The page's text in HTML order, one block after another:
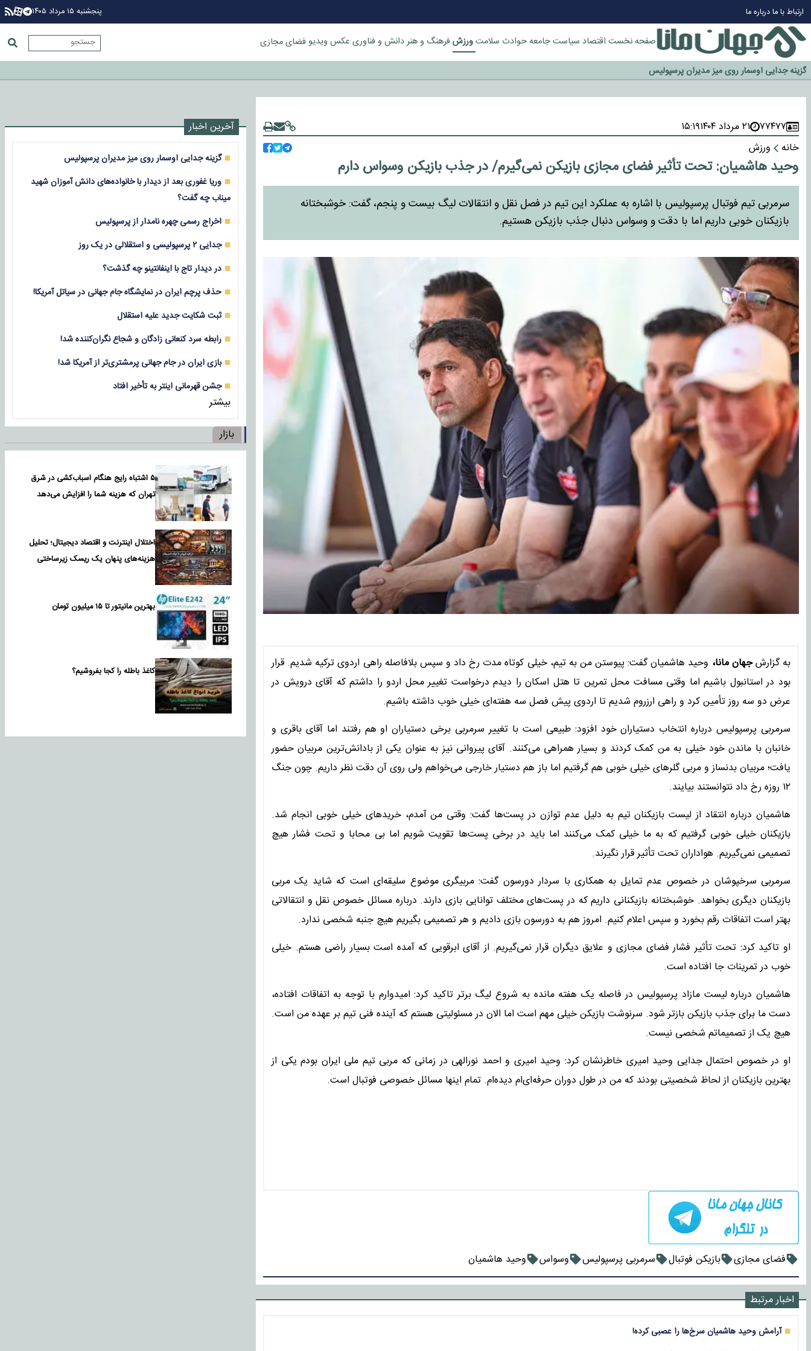
ارتباط با مادرباره ما پنجشنبه ۱۵ مرداد ۱۴۰۵
صفحه نخست اقتصاد سیاستجامعهحوادث سلامتورزشفرهنگ و هنردانش و فناوری عکس ویدیوفضای مجازی
چرا طلا دوباره افزایشی شد؟
گزینه جدایی اوسمار روی میز مدیران پرسپولیس
آیا رئیس جمهور آمریکا قانون را دور می‌زند؟
اخراج رسمی چهره نامدار از پرسپولیس
۷۷۴۷۷ ۲۱ مرداد ۱۴۰۴
۱۵:۱۹
خانه
ورزش
وحید هاشمیان: تحت تأثیر فضای مجازی بازیکن نمی‌گیرم/ در جذب بازیکن وسواس دارم
سرمربی تیم فوتبال پرسپولیس با اشاره به عملکرد این تیم در فصل نقل و انتقالات لیگ بیست و پنجم، گفت: خوشبختانه
بازیکنان خوبی داریم اما با دقت و وسواس دنبال جذب بازیکن هستیم.
به گزارشجهان مانا، وحید هاشمیان گفت: پیوستن من به تیم، خیلی کوتاه مدت رخ داد و سپس بلافاصله راهی اردوی ترکیه شدیم. قرار
بود در استانبول باشیم اما وقتی مسافت محل تمرین تا هتل اسکان را دیدم درخواست تغییر محل اردو را داشتم که آقای درویش در
عرض دو سه روز تأمین کرد و راهی ارزروم شدیم تا اردوی پیش فصل سه هفته‌ای خیلی خوب داشته باشیم.
سرمربی پرسپولیس درباره انتخاب دستیاران خود افزود: طبیعی است با تغییر سرمربی برخی دستیاران او هم رفتند اما آقای باقری و
خانبان با ماندن خود خیلی به من کمک کردند و بسیار همراهی می‌کنند. آقای پیروانی نیز به عنوان یکی از بادانش‌ترین مربیان حضور
یافت؛ مربیان بدنساز و مربی گلرهای خیلی خوبی هم گرفتیم اما باز هم دستیار خارجی می‌خواهم ولی روی آن دقت نظر داریم. چون جنگ
۱۲ روزه رخ داد نتوانستند بیایند.
هاشمیان درباره انتقاد از لیست بازیکنان تیم به دلیل عدم توازن در پست‌ها گفت: وقتی من آمدم، خریدهای خیلی خوبی انجام شد.
بازیکنان خیلی خوبی گرفتیم که به ما خیلی کمک می‌کنند اما باید در برخی پست‌ها تقویت شویم اما بی محابا و تحت فشار هیچ
تصمیمی نمی‌گیریم. هواداران تحت تأثیر قرار نگیرند.
سرمربی سرخپوشان در خصوص عدم تمایل به همکاری با سردار دورسون گفت: مربیگری موضوع سلیقه‌ای است که شاید یک مربی
بازیکنان دیگری بخواهد. خوشبختانه بازیکنانی داریم که در پست‌های مختلف توانایی بازی دارند. درباره مسائل خصوص نقل و انتقالاتی
بهتر است اتفاقات رقم بخورد و سپس اعلام کنیم. امروز هم به دورسون بازی دادیم و هر تصمیمی بگیریم هیچ جنبه شخصی ندارد.
او تاکید کرد: تحت تأثیر فشار فضای مجازی و علایق دیگران قرار نمی‌گیریم. از آقای ابرقویی که آمده است بسیار راضی هستم. خیلی
خوب در تمرینات جا افتاده است.
هاشمیان درباره لیست مازاد پرسپولیس در فاصله یک هفته مانده به شروع لیگ برتر تاکید کرد: امیدوارم با توجه به اتفاقات افتاده،
دست ما برای جذب بازیکن بازتر شود. سرنوشت بازیکن خیلی مهم است اما الان در مسئولیتی هستم که آینده فنی تیم بر عهده من است.
هیچ یک از تصمیماتم شخصی نیست.
او در خصوص احتمال جدایی وحید امیری خاطرنشان کرد: وحید امیری و احمد نورالهی در زمانی که مربی تیم ملی ایران بودم یکی از
بهترین بازیکنان از لحاظ شخصیتی بودند که من در طول دوران حرفه‌ای‌ام دیده‌ام. تمام اینها مسائل خصوصی فوتبال است.
فضای مجازی بازیکن فوتبال سرمربی پرسپولیس وسواس وحید هاشمیان
اخبار مرتبط
آرامش وحید هاشمیان سرخ‌ها را عصبی کرده!
آخرین اخبار
گزینه جدایی اوسمار روی میز مدیران پرسپولیس
وریا غفوری بعد از دیدار با خانواده‌های دانش آموزان شهید
میناب چه گفت؟
اخراج رسمی چهره نامدار از پرسپولیس
جدایی ۲ پرسپولیسی و استقلالی در یک روز
در دیدار تاج با اینفانتینو چه گذشت؟
حذف پرچم ایران در نمایشگاه جام جهانی در سیاتل آمریکا!
ثبت شکایت جدید علیه استقلال
رابطه سرد کنعانی زادگان و شجاع نگران‌کننده شد!
بازی‌ ایران در جام جهانی پرمشتری‌تر از آمریکا شد!
جشن قهرمانی اینتر به تأخیر افتاد
بیشتر
بازار
۵ اشتباه رایج هنگام اسباب‌کشی در شرق
تهران که هزینه شما را افزایش می‌دهد
اختلال اینترنت و اقتصاد دیجیتال؛ تحلیل
هزینه‌های پنهان یک ریسک زیرساختی
بهترین مانیتور تا ۱۵ میلیون تومان
کاغذ باطله را کجا بفروشیم؟